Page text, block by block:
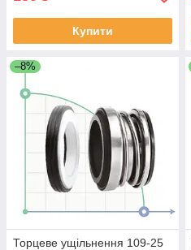
Купити
–8%
Торцеве ущільнення 109-25